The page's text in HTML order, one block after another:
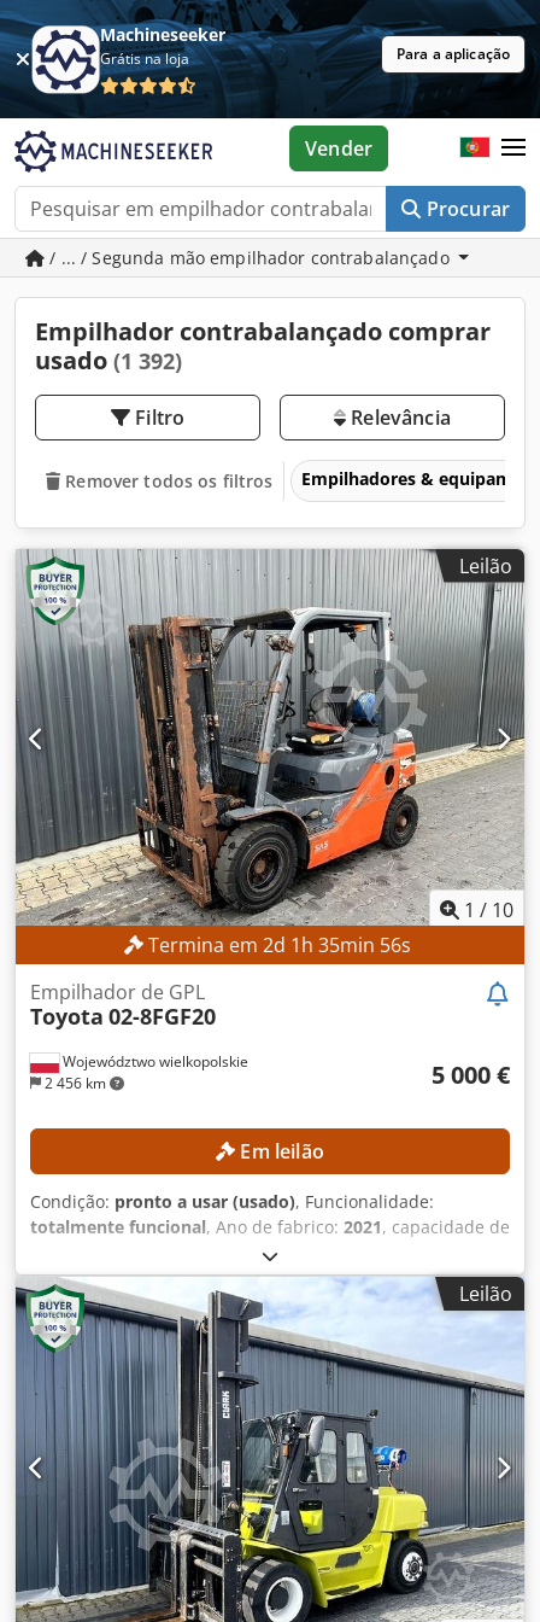
Machineseeker
Grátis na loja Para a aplicação
Procurar
Vender
/ ... / Segunda mão empilhador contrabalançado
Empilhador contrabalançado comprar
usado (1 392)
Filtro Relevância
Remover todos os filtros Empilhadores &
Leilão
1 / 10
Termina em 2d 1h 35min 54s
Województwo wielkopolskie
2 456 km
Empilhador de GPL
Toyota 02-8FGF20
5 000 €
Em leilão
Condição: pronto a usar (usado), Funcionalidade:
totalmente funcional, Ano de fabrico: 2021, capacidade de
, altura de elevação:
livre:1 330 mm, tipo de mastro:triplex, altura de
construção:1 975 mm , Sem preço mínimo – venda
garantida ao maior lance! Dsdpfxezrgddo Abqewa
DETALHES TÉCNICOS Capacidade de carga: 2.000 kg Altura
de elevação: 4.300 mm Elevação livre: 1.330 mm Altura
total: 1.975 mm DETALHES DA MÁQUINA Tipo de
combustível: Gás Tipo de mastro: Triplex Classe ISO: 2
Intervalo de capacidade de carga da classe ISO 2: 1.000–
2.500 kg EQUIPAMENTO 3.ª válvula Referência externa:
SL15670SLO
Leilão